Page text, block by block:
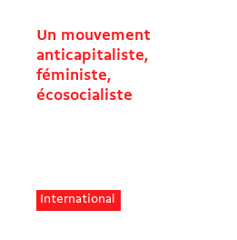
Un mouvement
anticapitaliste,
féministe,
écosocialiste
International